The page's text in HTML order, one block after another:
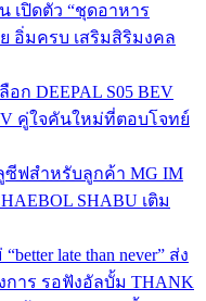
เปิดตัว “ชุดอาหาร
ย อิ่มครบ เสริมสิริมงคล
ก DEEPAL S05 BEV
คู่ใจคันใหม่ที่ตอบโจทย์
ซีฟสำหรับลูกค้า MG IM
SHABU เติม
late than never” ส่ง
าร รอฟังอัลบั้ม THANK